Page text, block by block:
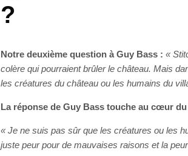
?
Notre deuxième question à Guy Bass : «
colère qui pourraient brûler le château. Mais
les créatures du château ou les humains du
La réponse de Guy Bass touche au cœur
« Je ne suis pas sûr que les créatures ou les
juste peur pour de mauvaises raisons et la